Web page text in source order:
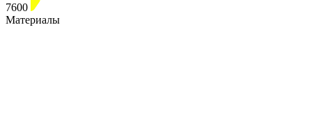
7600
Материалы